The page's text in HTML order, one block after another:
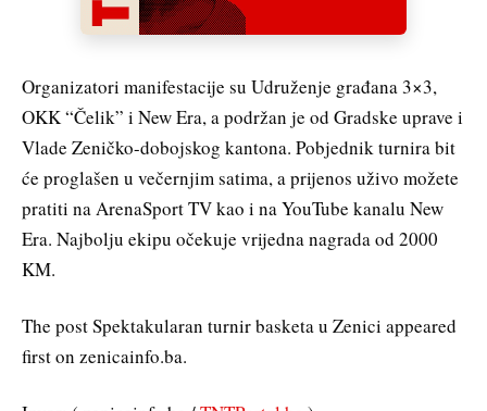
Organizatori manifestacije su Udruženje građana 3×3,
OKK “Čelik” i New Era, a podržan je od Gradske uprave i
Vlade Zeničko-dobojskog kantona. Pobjednik turnira bit
će proglašen u večernjim satima, a prijenos uživo možete
pratiti na ArenaSport TV kao i na YouTube kanalu New
Era. Najbolju ekipu očekuje vrijedna nagrada od 2000
KM.
The post Spektakularan turnir basketa u Zenici appeared
first on zenicainfo.ba.